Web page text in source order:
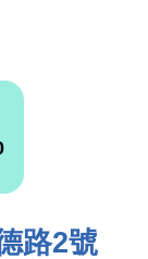
路2號